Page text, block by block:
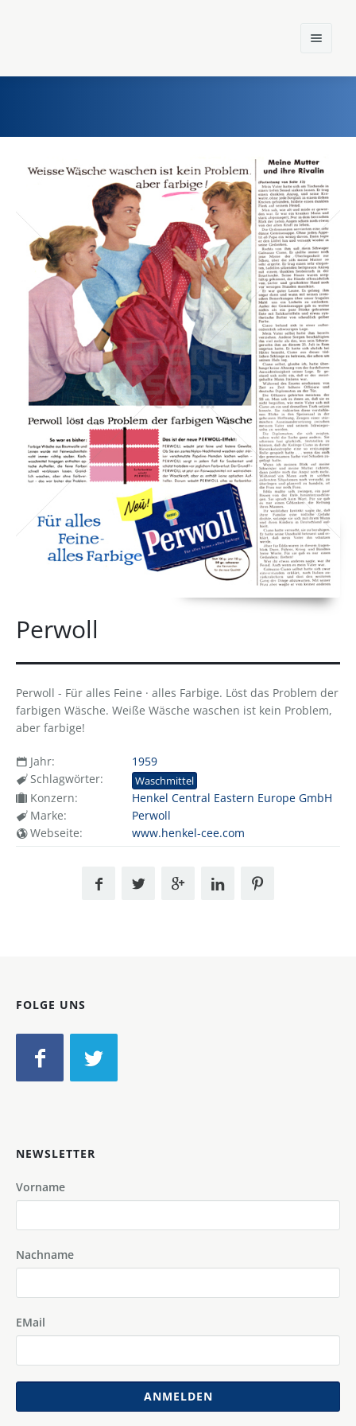
Einst und Heute
Marken
Konzerne
Epoche
Perwoll
Perwoll - Für alles Feine · alles Farbige. Löst das Problem der
farbigen Wäsche. Weiße Wäsche waschen ist kein Problem,
aber farbige!
Jahr:
1959
Schlagwörter:
Waschmittel
Konzern:
Henkel Central Eastern Europe GmbH
Marke:
Perwoll
Webseite:
www.henkel-cee.com
FOLGE UNS
NEWSLETTER
Vorname
Nachname
EMail
ANMELDEN